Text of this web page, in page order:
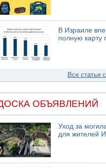
В Израиле
полную карту
Все статьи
ОБЪЯВЛЕНИЙ
Уход за
для жителей